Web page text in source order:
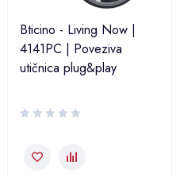
Bticino - Living Now |
4141PC | Poveziva
utičnica plug&play